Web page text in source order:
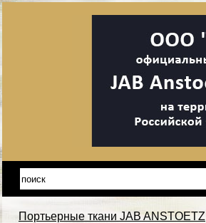
Портьерные ткани JAB ANSTOETZ